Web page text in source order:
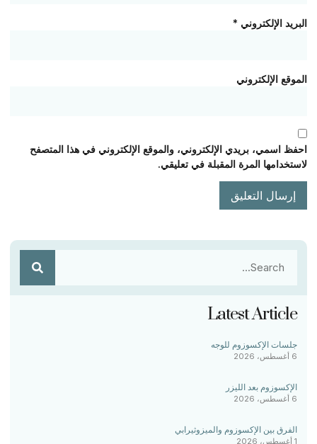
البريد الإلكتروني *
الموقع الإلكتروني
احفظ اسمي، بريدي الإلكتروني، والموقع الإلكتروني في هذا المتصفح
لاستخدامها المرة المقبلة في تعليقي.
Latest Article
جلسات الإكسوزوم للوجه
6 أغسطس، 2026
الإكسوزوم بعد الليزر
6 أغسطس، 2026
الفرق بين الإكسوزوم والميزوثيرابي
1 أغسطس، 2026